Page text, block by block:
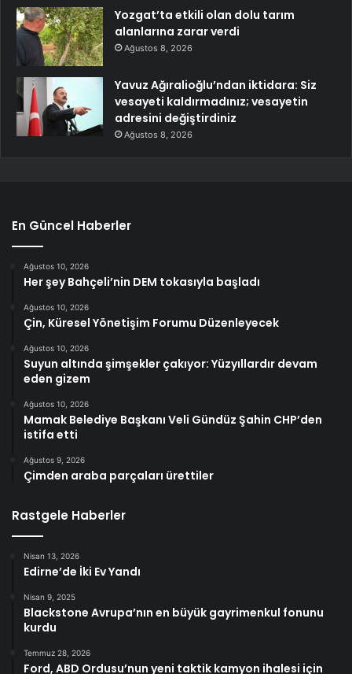
Yozgat’ta etkili olan dolu tarım
alanlarına zarar verdi
Ağustos 8, 2026
Yavuz Ağıralioğlu’ndan iktidara: Siz
vesayeti kaldırmadınız; vesayetin
adresini değiştirdiniz
Ağustos 8, 2026
En Güncel Haberler
Ağustos 10, 2026
Her şey Bahçeli’nin DEM tokasıyla başladı
Ağustos 10, 2026
Çin, Küresel Yönetişim Forumu Düzenleyecek
Ağustos 10, 2026
Suyun altında şimşekler çakıyor: Yüzyıllardır devam
eden gizem
Ağustos 10, 2026
Mamak Belediye Başkanı Veli Gündüz Şahin CHP’den
istifa etti
Ağustos 9, 2026
Çimden araba parçaları ürettiler
Rastgele Haberler
Nisan 13, 2026
Edirne’de İki Ev Yandı
Nisan 9, 2025
Blackstone Avrupa’nın en büyük gayrimenkul fonunu
kurdu
Temmuz 28, 2026
Ford, ABD Ordusu’nun yeni taktik kamyon ihalesi için